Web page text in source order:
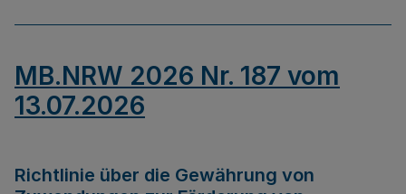
MB.NRW 2026 Nr. 187 vom
13.07.2026
Richtlinie über die Gewährung von